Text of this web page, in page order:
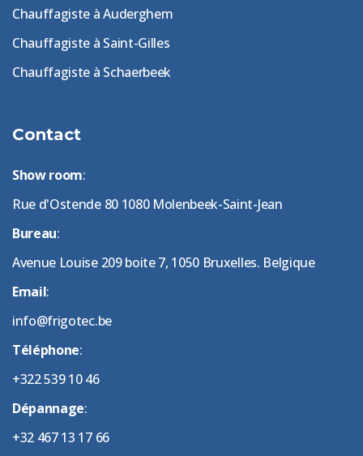
Chauffagiste à Auderghem
Chauffagiste à Saint-Gilles
Chauffagiste à Schaerbeek
Contact
Show room:
Rue d'Ostende 80 1080 Molenbeek-Saint-Jean
Bureau:
Avenue Louise 209 boite 7, 1050 Bruxelles. Belgique
Email:
info@frigotec.be
Téléphone:
+322 539 10 46
Dépannage:
+32 467 13 17 66